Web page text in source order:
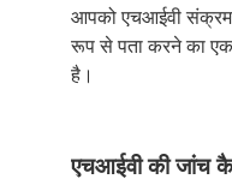
आपको एचआईवी
रूप से पता करने का
है।
एचआईवी की जांच